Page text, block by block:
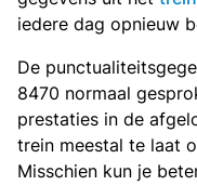
iedere dag opnieuw
De
8470 normaal
prestaties in de
trein meestal te laat
Misschien kun je